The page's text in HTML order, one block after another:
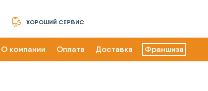
ХОРОШИЙ СЕРВИС
О компании Оплата Доставка Франшиза